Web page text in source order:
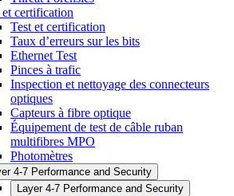
et certification
Test et certification
Taux d’erreurs sur les bits
Ethernet Test
Pinces à trafic
Inspection et nettoyage des connecteurs
optiques
Capteurs à fibre optique
Équipement de test de câble ruban
multifibres MPO
Photomètres
4-7 Performance and Security
Layer 4-7 Performance and Security